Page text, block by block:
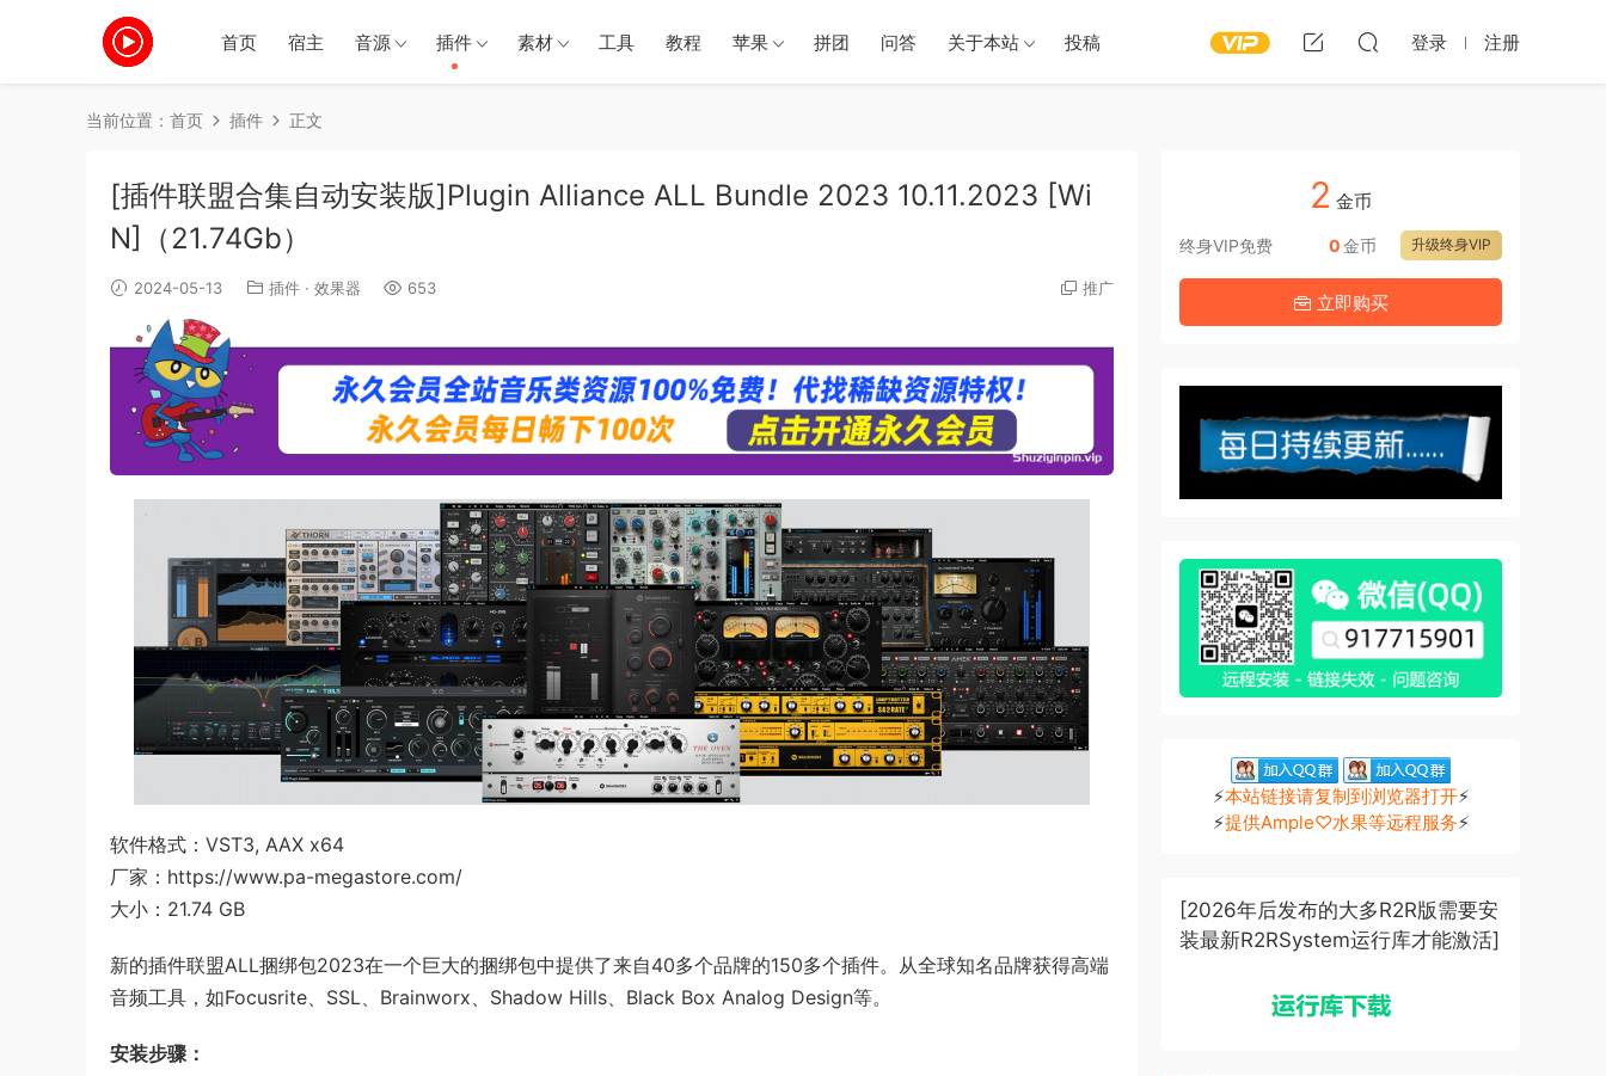
首页 宿主 音源 插件 素材 工具 教程 苹果 拼团 问答 关于本站 投稿 登录 注册
当前位置： 首页 插件 正文
[插件联盟合集自动安装版]Plugin Alliance ALL Bundle 2023 10.11.2023 [Wi
N]（21.74Gb）
2024-05-13 插件 · 效果器 653 推广
软件格式：VST3, AAX x64
厂家：https://www.pa-megastore.com/
大小：21.74 GB
新的插件联盟ALL捆绑包2023在一个巨大的捆绑包中提供了来自40多个品牌的150多个插件。从全球知名品牌获得高端
音频工具，如Focusrite、SSL、Brainworx、Shadow Hills、Black Box Analog Design等。
安装步骤：
2 金币
终身VIP免费 升级终身VIP
0金币
立即购买
⚡本站链接请复制到浏览器打开⚡
⚡提供Ample♡水果等远程服务⚡
[2026年后发布的大多R2R版需要安
装最新R2RSystem运行库才能激活]